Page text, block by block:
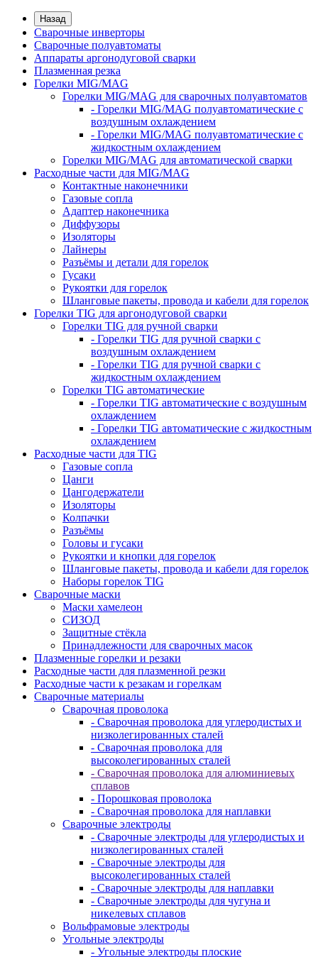
Назад
Сварочные инверторы
Сварочные полуавтоматы
Аппараты аргонодуговой сварки
Плазменная резка
Горелки MIG/MAG
Горелки MIG/MAG для сварочных полуавтоматов
- Горелки MIG/MAG полуавтоматические с
воздушным охлаждением
- Горелки MIG/MAG полуавтоматические с
жидкостным охлаждением
Горелки MIG/MAG для автоматической сварки
Расходные части для MIG/MAG
Контактные наконечники
Газовые сопла
Адаптер наконечника
Диффузоры
Изоляторы
Лайнеры
Разъёмы и детали для горелок
Гусаки
Рукоятки для горелок
Шланговые пакеты, провода и кабели для горелок
Горелки TIG для аргонодуговой сварки
Горелки TIG для ручной сварки
- Горелки TIG для ручной сварки с
воздушным охлаждением
- Горелки TIG для ручной сварки с
жидкостным охлаждением
Горелки TIG автоматические
- Горелки TIG автоматические с воздушным
охлаждением
- Горелки TIG автоматические с жидкостным
охлаждением
Расходные части для TIG
Газовые сопла
Цанги
Цангодержатели
Изоляторы
Колпачки
Разъёмы
Головы и гусаки
Рукоятки и кнопки для горелок
Шланговые пакеты, провода и кабели для горелок
Наборы горелок TIG
Сварочные маски
Маски хамелеон
СИЗОД
Защитные стёкла
Принадлежности для сварочных масок
Плазменные горелки и резаки
Расходные части для плазменной резки
Расходные части к резакам и горелкам
Сварочные материалы
Сварочная проволока
- Сварочная проволока для углеродистых и
низколегированных сталей
- Сварочная проволока для
высоколегированных сталей
- Сварочная проволока для алюминиевых
сплавов
- Порошковая проволока
- Сварочная проволока для наплавки
Сварочные электроды
- Сварочные электроды для углеродистых и
низколегированных сталей
- Сварочные электроды для
высоколегированных сталей
- Сварочные электроды для наплавки
- Сварочные электроды для чугуна и
никелевых сплавов
Вольфрамовые электроды
Угольные электроды
- Угольные электроды плоские